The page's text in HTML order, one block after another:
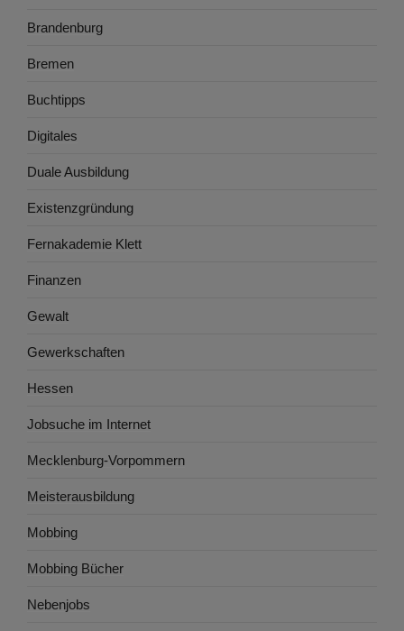
Brandenburg
Bremen
Buchtipps
Digitales
Duale Ausbildung
Existenzgründung
Fernakademie Klett
Finanzen
Gewalt
Gewerkschaften
Hessen
Jobsuche im Internet
Mecklenburg-Vorpommern
Meisterausbildung
Mobbing
Mobbing Bücher
Nebenjobs